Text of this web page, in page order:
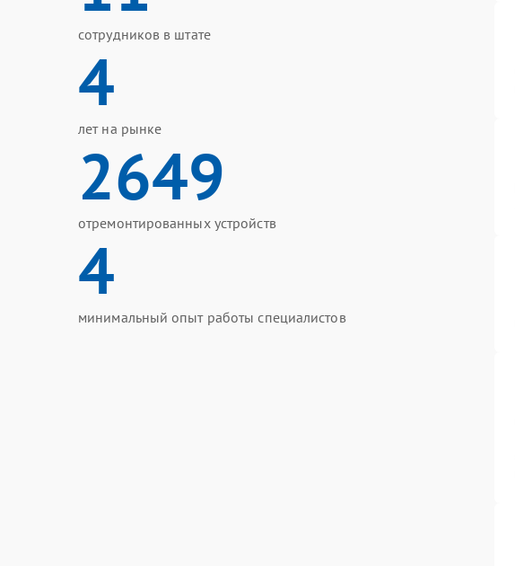
сотрудников в штате
4
лет на рынке
2649
отремонтированных устройств
4
минимальный опыт работы специалистов